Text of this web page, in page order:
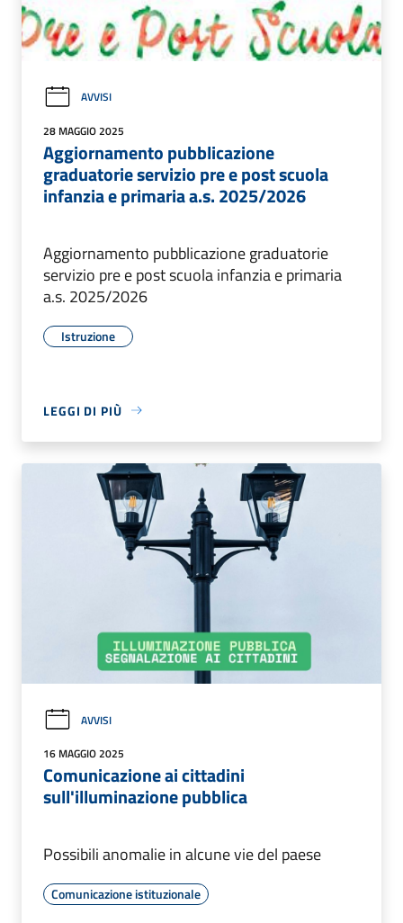
AVVISI
28 MAGGIO 2025
Aggiornamento pubblicazione
graduatorie servizio pre e post scuola
infanzia e primaria a.s. 2025/2026
Aggiornamento pubblicazione graduatorie
servizio pre e post scuola infanzia e primaria
a.s. 2025/2026
Istruzione
LEGGI DI PIÙ
AVVISI
16 MAGGIO 2025
Comunicazione ai cittadini
sull'illuminazione pubblica
Possibili anomalie in alcune vie del paese
Comunicazione istituzionale